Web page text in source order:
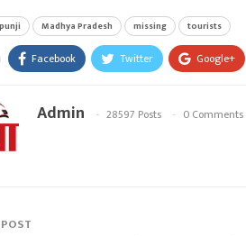
Madhya Pradesh missing tourists
Facebook Twitter Google+
Admin 28597 Posts 0 Comments